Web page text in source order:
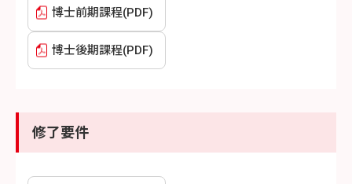
博士前期課程(PDF)
博士後期課程(PDF)
修了要件